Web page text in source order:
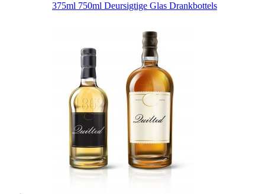
375ml 750ml Deursigtige Glas Drankbottels